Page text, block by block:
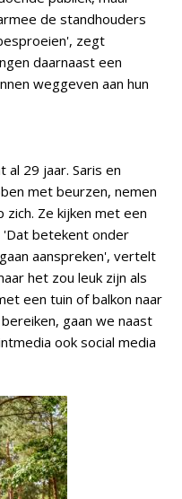
de standhouders
zegt
daarnaast een
weggeven aan hun
29 jaar. Saris en
met beurzen, nemen
Ze kijken met een
'Dat betekent onder
aanspreken', vertelt
het zou leuk zijn als
een tuin of balkon naar
gaan we naast
ook social media